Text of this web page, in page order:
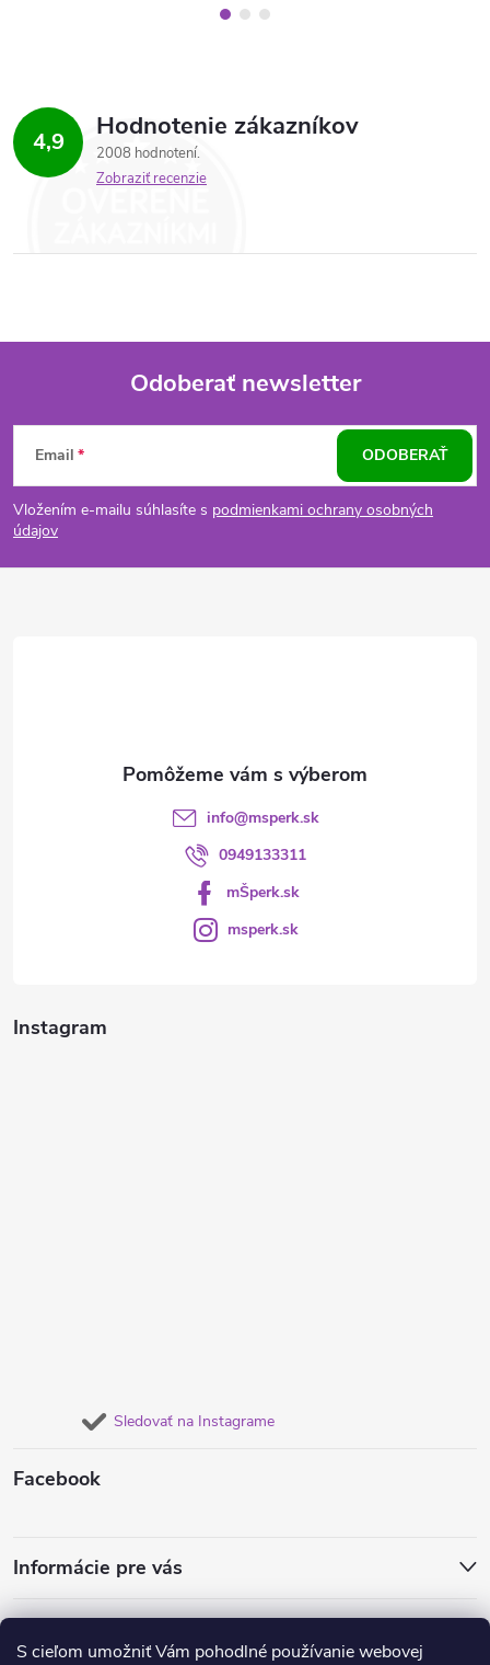
S cieľom umožniť Vám pohodlné používanie webovej
4,9 Hodnotenie zákazníkov
2008 hodnotení
Zobraziť recenzie
Z
á
p
Odoberať newsletter
Email
Vložením e-mailu súhlasíte s podmienkami ochrany osobných
údajov
ODOBERAŤ
Instagram
Sledovať na Instagrame
info@msperk.sk
0949133311
mŠperk.sk
msperk.sk
Facebook
Informácie pre vás